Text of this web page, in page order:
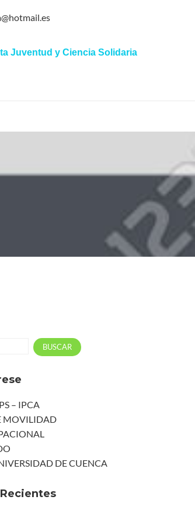
Juventud y Ciencia Solidaria
– IPCA
MOVILIDAD
DE CUENCA